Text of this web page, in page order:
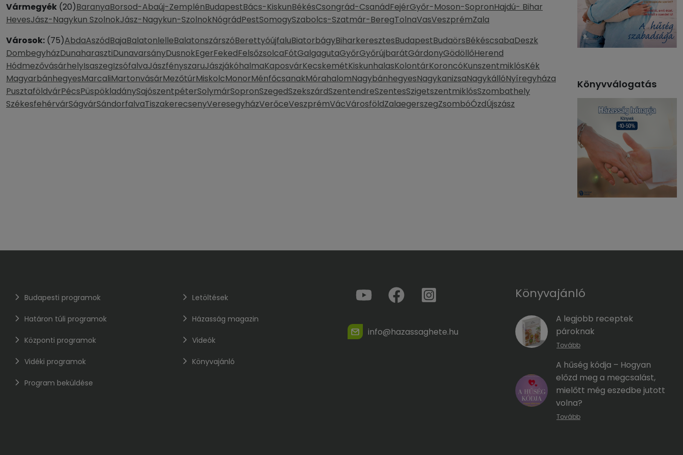
Vármegyék (20)BaranyaBorsod-Abaúj-ZemplénBudapestBács-KiskunBékésCsongrád-CsanádFejérGyőr-Moson-SopronHajdú- Bihar
HevesJász-Nagykun SzolnokJász-Nagykun-SzolnokNógrádPestSomogySzabolcs-Szatmár-BeregTolnaVasVeszprémZala
Városok: (75)AbdaAszódBajaBalatonlelleBalatonszárszóBerettyóújfaluBiatorbágyBiharkeresztesBudapestBudaörsBékéscsabaDeszk
DombegyházDunaharasztiDunavarsányDusnokEgerFekedFelsőzsolcaFótGalgagutaGyőrGyőrújbarátGárdonyGödöllőHerend
HódmezővásárhelyIsaszegIzsófalvaJászfényszaruJászjákóhalmaKaposvárKecskemétKiskunhalasKolontárKoroncóKunszentmiklósKék
MagyarbánhegyesMarcaliMartonvásárMezőtúrMiskolcMonorMénfőcsanakMórahalomNagybánhegyesNagykanizsaNagykállóNyíregyháza
PusztaföldvárPécsPüspökladánySajószentpéterSolymárSopronSzegedSzekszárdSzentendreSzentesSzigetszentmiklósSzombathely
SzékesfehérvárSágvárSándorfalvaTiszakerecsenyVeresegyházVerőceVeszprémVácVárosföldZalaegerszegZsombóÓzdÚjszász
Könyvválogatás
Budapesti programok
Határon túli programok
Központi programok
Vidéki programok
Program beküldése
Letöltések
Házasság magazin
Videók
Könyvajánló
info@hazassaghete.hu
Könyvajánló
A legjobb receptek
pároknak
Tovább
A hűség kódja – Hogyan
előzd meg a megcsalást,
mielőtt még eszedbe jutott
volna?
Tovább